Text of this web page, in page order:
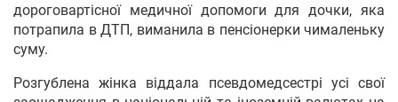
дороговартісної медичної допомоги для дочки, яка
потрапила в ДТП, виманила в пенсіонерки чималеньку
суму.
Розгублена жінка віддала псевдомедсестрі усі свої